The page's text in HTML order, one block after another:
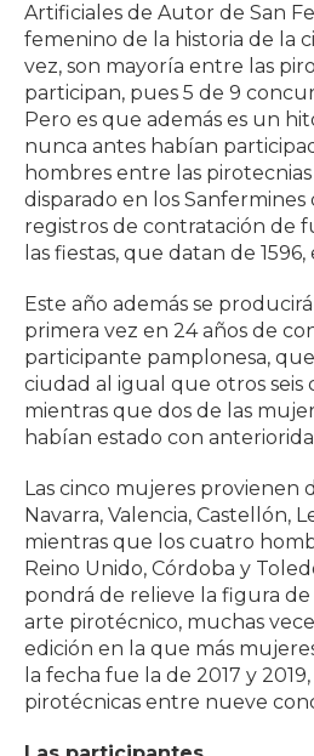
Artificiales de Autor de San
femenino de la historia de la
vez, son mayoría entre las
participan, pues 5 de 9
Pero es que además es un
nunca antes habían
hombres entre las
disparado en los
registros de contratación de
las fiestas, que datan de
Este año además se
primera vez en 24 años de
participante pamplonesa,
ciudad al igual que otros seis
mientras que dos de las
habían estado con
Las cinco mujeres provienen
Navarra, Valencia, Castellón,
mientras que los cuatro
Reino Unido, Córdoba y
pondrá de relieve la figura de
arte pirotécnico, muchas
edición en la que más
la fecha fue la de 2017 y
pirotécnicas entre nueve